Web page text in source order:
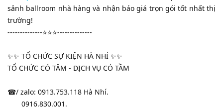
sảnh ballroom nhà hàng và nhận báo giá trọn gói tốt nhất thị
trường!
--------------⭐️⭐️⭐️--------------
✨✨ TỔ CHỨC SỰ KIỆN HÀ NHÍ ✨✨
TỔ CHỨC CÓ TÂM - DỊCH VỤ CÓ TẦM
☎/ zalo: 0913.753.118 Hà Nhí.
0916.830.001.